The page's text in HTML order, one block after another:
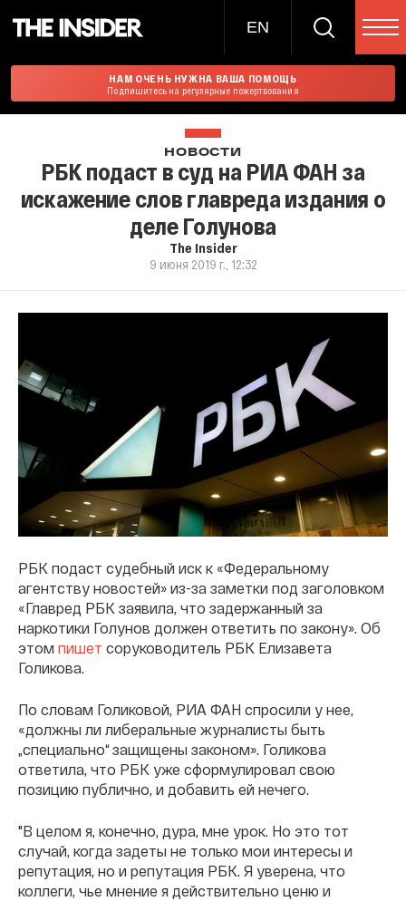
EN
НАМ ОЧЕНЬ НУЖНА ВАША ПОМОЩЬ
Подпишитесь на регулярные пожертвования
НОВОСТИ
РБК подаст в суд на РИА ФАН за
искажение слов главреда издания о
деле Голунова
The Insider
9 июня 2019 г., 12:32
РБК подаст судебный иск к «Федеральному
агентству новостей» из-за заметки под заголовком
«Главред РБК заявила, что задержанный за
наркотики Голунов должен ответить по закону». Об
этом пишет соруководитель РБК Елизавета
Голикова.
По словам Голиковой, РИА ФАН спросили у нее,
«должны ли либеральные журналисты быть
„специально“ защищены законом». Голикова
ответила, что РБК уже сформулировал свою
позицию публично, и добавить ей нечего.
"В целом я, конечно, дура, мне урок. Но это тот
случай, когда задеты не только мои интересы и
репутация, но и репутация РБК. Я уверена, что
коллеги, чье мнение я действительно ценю и